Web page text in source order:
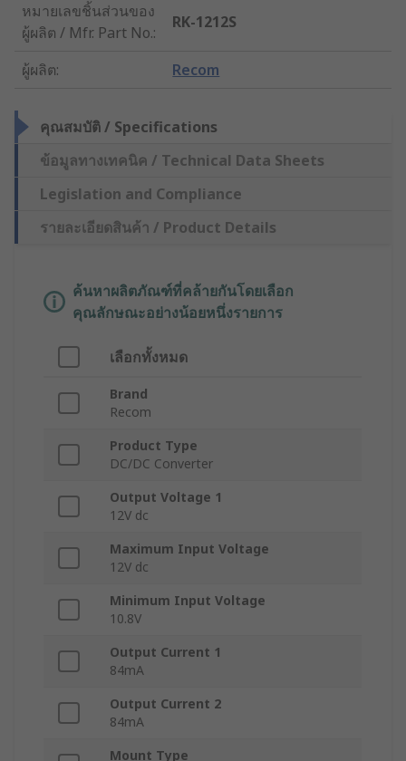
หมายเลขชิ้นส่วนของ
ผู้ผลิต / Mfr. Part No.:
RK-1212S
ผู้ผลิต: Recom
คุณสมบัติ / Specifications
ข้อมูลทางเทคนิค / Technical Data Sheets
Legislation and Compliance
รายละเอียดสินค้า / Product Details
ค้นหาผลิตภัณฑ์ที่คล้ายกันโดยเลือก
คุณลักษณะอย่างน้อยหนึ่งรายการ
เลือกทั้งหมด
Brand
Recom
Product Type
DC/DC Converter
Output Voltage 1
12V dc
Maximum Input Voltage
12V dc
Minimum Input Voltage
10.8V
Output Current 1
84mA
Output Current 2
84mA
Mount Type